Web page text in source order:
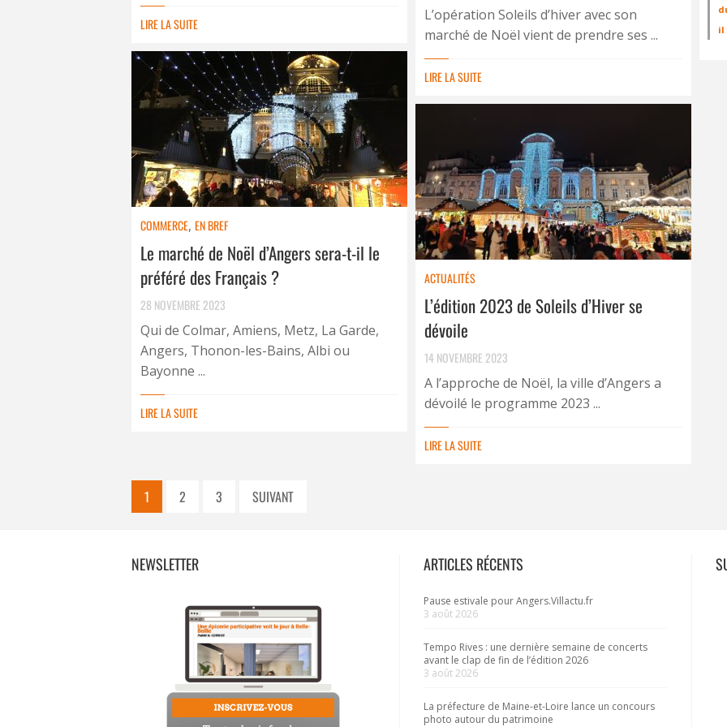
LIRE LA SUITE
L’opération Soleils d’hiver avec son
marché de Noël vient de prendre ses ...
LIRE LA SUITE
COMMERCE, EN BREF
Le marché de Noël d’Angers sera-t-il le
préféré des Français ?
28 NOVEMBRE 2023
Qui de Colmar, Amiens, Metz, La Garde,
Angers, Thonon-les-Bains, Albi ou
Bayonne ...
LIRE LA SUITE
ACTUALITÉS
L’édition 2023 de Soleils d’Hiver se
dévoile
14 NOVEMBRE 2023
A l’approche de Noël, la ville d’Angers a
dévoilé le programme 2023 ...
LIRE LA SUITE
1 2 3 SUIVANT
il
NEWSLETTER ARTICLES RÉCENTS
Pause estivale pour Angers.Villactu.fr
3 août 2026
Tempo Rives : une dernière semaine de concerts
avant le clap de fin de l’édition 2026
3 août 2026
La préfecture de Maine-et-Loire lance un concours
photo autour du patrimoine